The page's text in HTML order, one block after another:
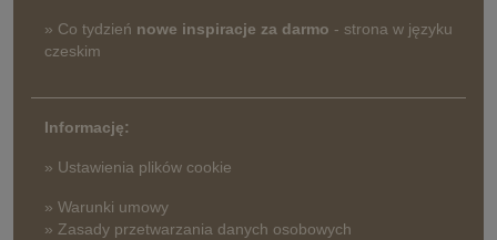
» Co tydzień nowe inspiracje za darmo - strona w języku
czeskim
Informację:
» Ustawienia plików cookie
» Warunki umowy
» Zasady przetwarzania danych osobowych